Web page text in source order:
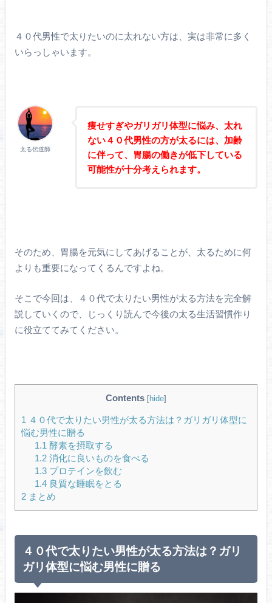
４０代男性で太りたいのに太れない方は、実は非常に多く
いらっしゃいます。
太る伝道師
痩せすぎやガリガリ体型に悩み、太れ
ない４０代男性の方が太るには、加齢
に伴って、胃腸の働きが低下している
可能性が十分考えられます。
そのため、胃腸を元気にしてあげることが、太るために何
よりも重要になってくるんですよね。
そこで今回は、４０代で太りたい男性が太る方法を完全解
説していくので、じっくり読んで今後の太る生活習慣作り
に役立ててみてください。
Contents [hide]
1
４０代で太りたい男性が太る方法は？ガリガリ体型に
悩む男性に贈る
1.1 酵素を摂取する
1.2消化に良いものを食べる
1.3プロテインを飲む
1.4良質な睡眠をとる
2まとめ
４０代で太りたい男性が太る方法は？ガリ
ガリ体型に悩む男性に贈る